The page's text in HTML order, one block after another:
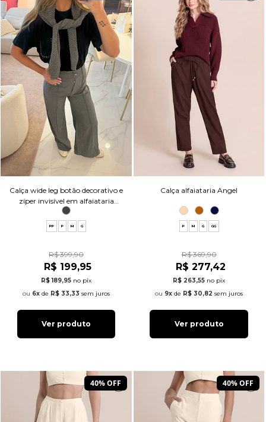
Calça wide leg botão decorativo e
zíper invisível em alfaiataria
mesclada
PP P M G
R$ 399,90
R$ 199,95
R$ 189,95 no pix
6x de R$ 33,33 sem juros
Ver produto
Calça alfaiataria Angel
P M G GG
R$ 369,90
R$ 277,42
R$ 263,55 no pix
9x de R$ 30,82 sem juros
Ver produto
40% OFF 40% OFF